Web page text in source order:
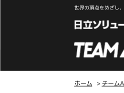
世界の頂点をめざし
ホーム > チーム